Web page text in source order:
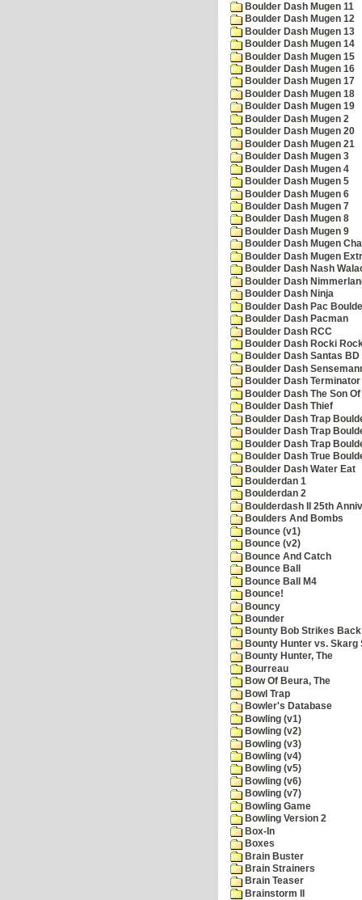
Boulder Dash Mugen 11
Boulder Dash Mugen 12
Boulder Dash Mugen 13
Boulder Dash Mugen 14
Boulder Dash Mugen 15
Boulder Dash Mugen 16
Boulder Dash Mugen 17
Boulder Dash Mugen 18
Boulder Dash Mugen 19
Boulder Dash Mugen 2
Boulder Dash Mugen 20
Boulder Dash Mugen 21
Boulder Dash Mugen 3
Boulder Dash Mugen 4
Boulder Dash Mugen 5
Boulder Dash Mugen 6
Boulder Dash Mugen 7
Boulder Dash Mugen 8
Boulder Dash Mugen 9
Boulder Dash Mugen
Boulder Dash Mugen
Boulder Dash Nash
Boulder Dash
Boulder Dash Ninja
Boulder Dash Pac
Boulder Dash Pacman
Boulder Dash RCC
Boulder Dash Rocki
Boulder Dash Santas
Boulder Dash
Boulder Dash
Boulder Dash The Son
Boulder Dash Thief
Boulder Dash Trap
Boulder Dash Trap
Boulder Dash Trap
Boulder Dash True
Boulder Dash Water Eat
Boulderdan 1
Boulderdan 2
Boulderdash II 25th
Boulders And Bombs
Bounce (v1)
Bounce (v2)
Bounce And Catch
Bounce Ball
Bounce Ball M4
Bounce!
Bouncy
Bounder
Bounty Bob Strikes
Bounty Hunter vs. Skarg
Bounty Hunter, The
Bourreau
Bow Of Beura, The
Bowl Trap
Bowler's Database
Bowling (v1)
Bowling (v2)
Bowling (v3)
Bowling (v4)
Bowling (v5)
Bowling (v6)
Bowling (v7)
Bowling Game
Bowling Version 2
Box-In
Boxes
Brain Buster
Brain Strainers
Brain Teaser
Brainstorm II